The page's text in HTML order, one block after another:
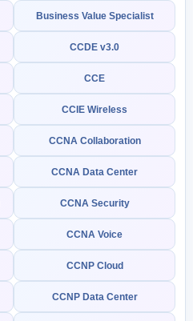
Business Value Specialist
CCDE v3.0
CCE
CCIE Wireless
CCNA Collaboration
CCNA Data Center
CCNA Security
CCNA Voice
CCNP Cloud
CCNP Data Center